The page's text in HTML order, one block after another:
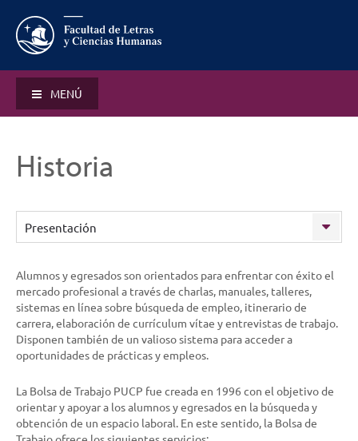
MENÚ
Historia
Presentación
Alumnos y egresados son orientados para enfrentar con éxito el
mercado profesional a través de charlas, manuales, talleres,
sistemas en línea sobre búsqueda de empleo, itinerario de
carrera, elaboración de currículum vítae y entrevistas de trabajo.
Disponen también de un valioso sistema para acceder a
oportunidades de prácticas y empleos.
La Bolsa de Trabajo PUCP fue creada en 1996 con el objetivo de
orientar y apoyar a los alumnos y egresados en la búsqueda y
obtención de un espacio laboral. En este sentido, la Bolsa de